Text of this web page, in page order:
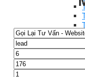
Free